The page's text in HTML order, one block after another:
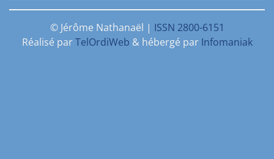
© Jérôme Nathanaël | ISSN 2800-6151
Réalisé parTelOrdiWeb & hébergé par Infomaniak